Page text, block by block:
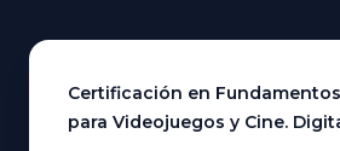
Certificación en
para Videojuegos y Cine.